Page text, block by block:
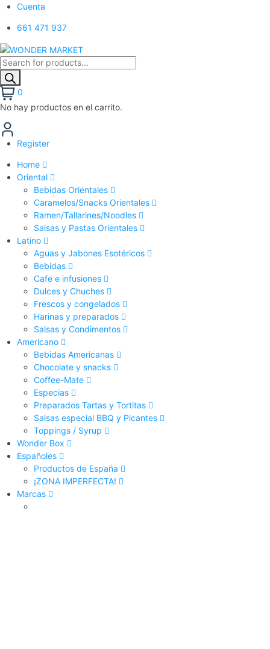
Cuenta
661 471 937
Búsqueda
de
productos
0
No hay productos en el carrito.
Register
Home
Oriental
Bebidas Orientales
Caramelos/Snacks Orientales
Ramen/Tallarines/Noodles
Salsas y Pastas Orientales
Latino
Aguas y Jabones Esotéricos
Bebidas
Cafe e infusiones
Dulces y Chuches
Frescos y congelados
Harinas y preparados
Salsas y Condimentos
Americano
Bebidas Americanas
Chocolate y snacks
Coffee-Mate
Especias
Preparados Tartas y Tortitas
Salsas especial BBQ y Picantes
Toppings / Syrup
Wonder Box
Españoles
Productos de España
¡ZONA IMPERFECTA!
Marcas